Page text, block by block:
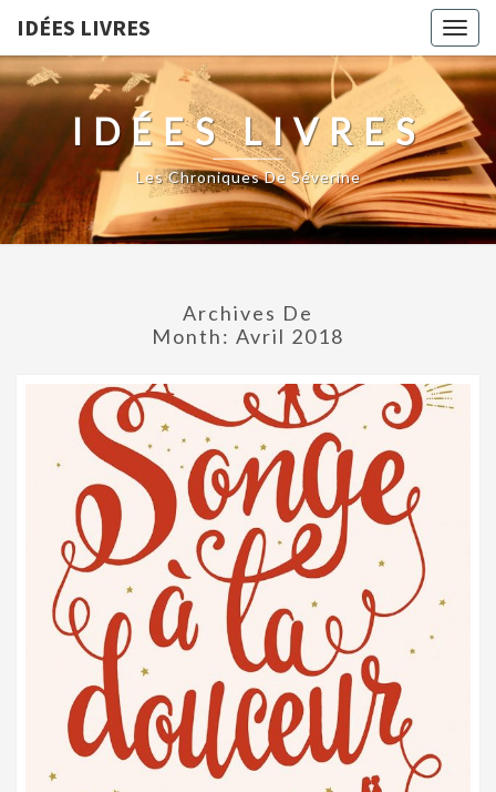
IDÉES LIVRES
IDÉES LIVRES
Les Chroniques De Séverine
Archives De
Month: Avril 2018